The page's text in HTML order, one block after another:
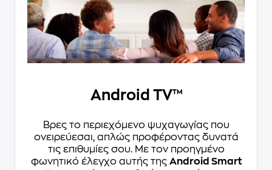
Android TV™
Βρες το περιεχόμενο ψυχαγωγίας που
ονειρεύεσαι, απλώς προφέροντας δυνατά
τις επιθυμίες σου. Με τον προηγμένο
φωνητικό έλεγχο αυτής της Android Smart